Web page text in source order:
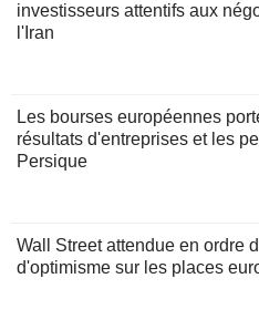
investisseurs attentifs aux
l'Iran
Les bourses européennes
résultats d'entreprises et les
Persique
Wall Street attendue en ordre
d'optimisme sur les places